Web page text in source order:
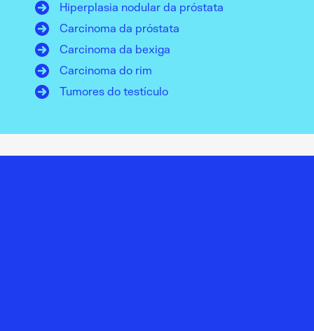
Hiperplasia nodular da próstata
Carcinoma da próstata
Carcinoma da bexiga
Carcinoma do rim
Tumores do testículo